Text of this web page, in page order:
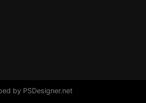
by PSDesigner.net